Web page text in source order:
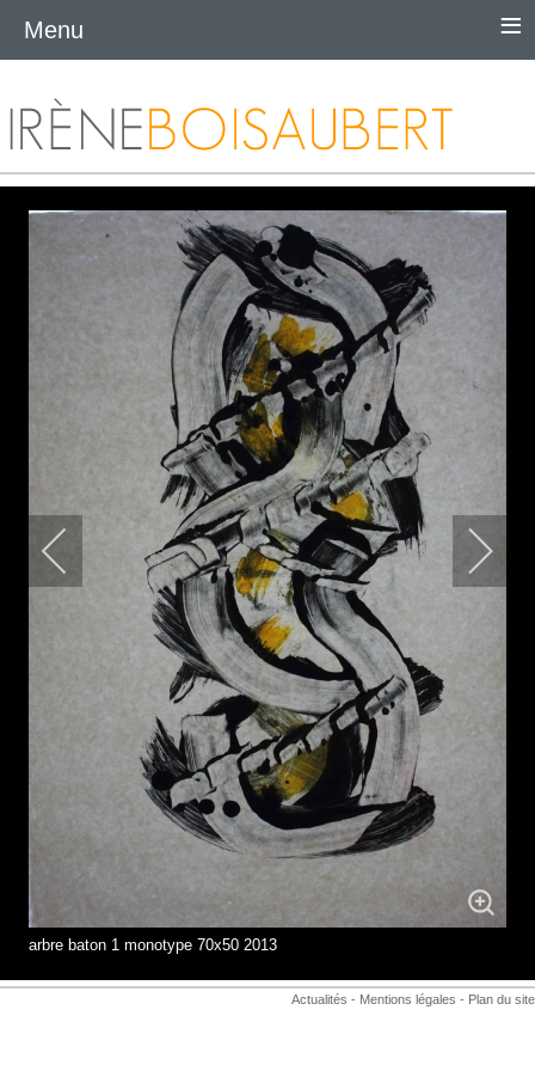
arbre baton 1 monotype 70x50 2013
Actualités - Mentions légales - Plan du site
Menu ≡